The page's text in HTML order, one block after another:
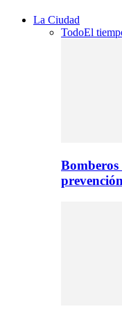
La Ciudad
TodoEl